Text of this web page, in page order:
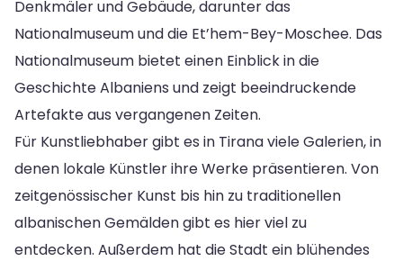
Denkmäler und Gebäude, darunter das
Nationalmuseum und die Et’hem-Bey-Moschee. Das
Nationalmuseum bietet einen Einblick in die
Geschichte Albaniens und zeigt beeindruckende
Artefakte aus vergangenen Zeiten.
Für Kunstliebhaber gibt es in Tirana viele Galerien, in
denen lokale Künstler ihre Werke präsentieren. Von
zeitgenössischer Kunst bis hin zu traditionellen
albanischen Gemälden gibt es hier viel zu
entdecken. Außerdem hat die Stadt ein blühendes